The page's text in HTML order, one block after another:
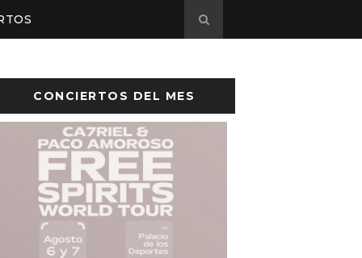
CONCIERTOS DEL MES